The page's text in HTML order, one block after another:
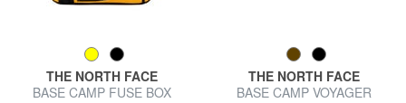
THE NORTH FACE
BASE CAMP FUSE BOX
THE NORTH FACE
BASE CAMP VOYAGER